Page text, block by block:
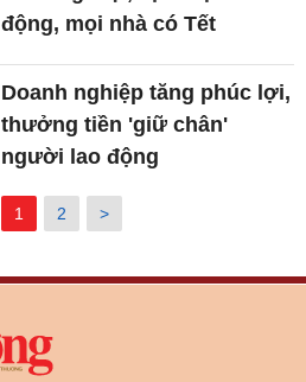
động, mọi nhà có Tết
Doanh nghiệp tăng phúc lợi,
thưởng tiền 'giữ chân'
người lao động
1 2 >